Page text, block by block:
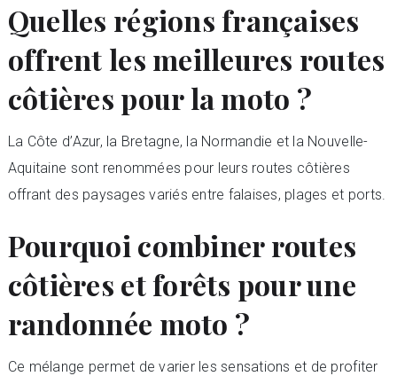
Quelles régions françaises
offrent les meilleures routes
côtières pour la moto ?
La Côte d’Azur, la Bretagne, la Normandie et la Nouvelle-
Aquitaine sont renommées pour leurs routes côtières
offrant des paysages variés entre falaises, plages et ports.
Pourquoi combiner routes
côtières et forêts pour une
randonnée moto ?
Ce mélange permet de varier les sensations et de profiter